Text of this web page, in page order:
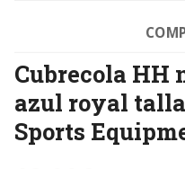
Cubrecola HH
azul royal
Sports